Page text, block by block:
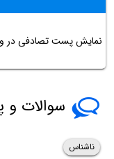
نمایش پست تصادفی در
سوالات و
ناشناس